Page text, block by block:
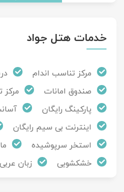
خدمات هتل جواد
مرکز تناسب اندام
صندوق امانات
مرکز
پارکینگ رایگان
اینترنت بی سیم رایگان
استخر سرپوشیده
خشکشویی
زبان عربی